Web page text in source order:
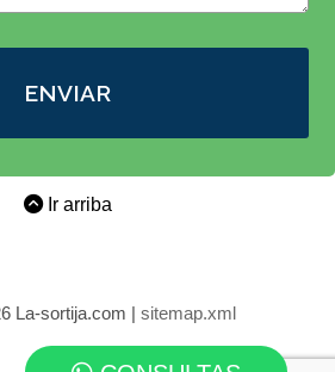
ENVIAR
Ir arriba
La-sortija.com | sitemap.xml